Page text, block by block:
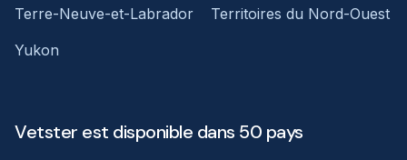
Terre-Neuve-et-Labrador
Territoires du Nord-Ouest
Yukon
Vetster est disponible dans 50 pays